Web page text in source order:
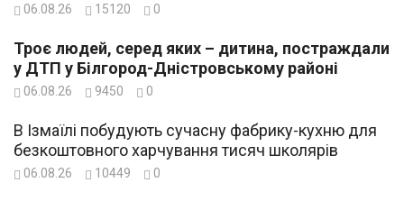
06.08.26 15120 0
Троє людей, серед яких – дитина, постраждали
у ДТП у Білгород-Дністровському районі
06.08.26 9450 0
В Ізмаїлі побудують сучасну фабрику-кухню для
безкоштовного харчування тисяч школярів
06.08.26 10449 0